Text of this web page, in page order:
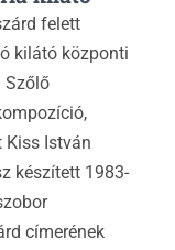
felett
kilátó központi
Szőlő
Kiss István
készített 1983-
címerének